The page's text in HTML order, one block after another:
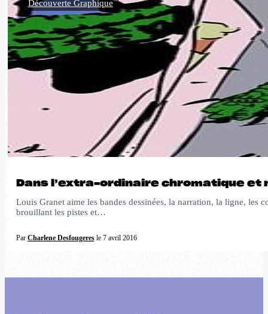
Dans l’extra-ordinaire chromatique et
Louis Granet aime les bandes dessinées, la narration, la ligne, les
brouillant les pistes et…
Par Charlene Desfougeresle 7 avril 2016
Découverte Graphique